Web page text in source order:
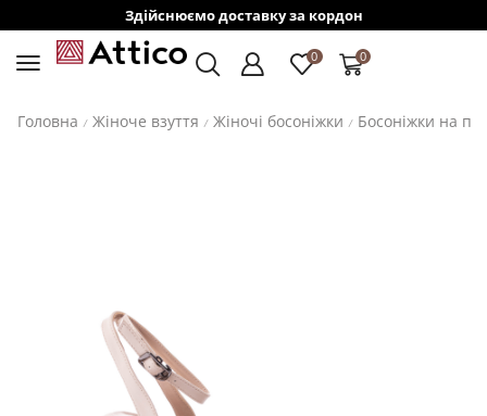
Здійснюємо доставку за кордон
0 0
Головна / Жіноче взуття / Жіночі босоніжки / Босоніжки на